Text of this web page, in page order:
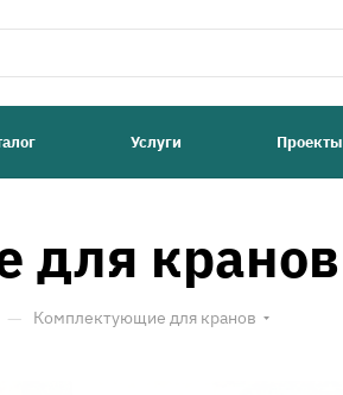
Услуги Проекты
для кранов
— Комплектующие для кранов